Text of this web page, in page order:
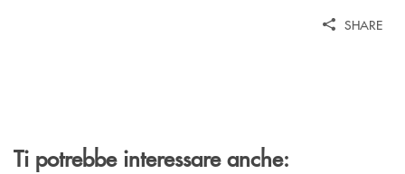
SHARE
Ti potrebbe interessare anche: